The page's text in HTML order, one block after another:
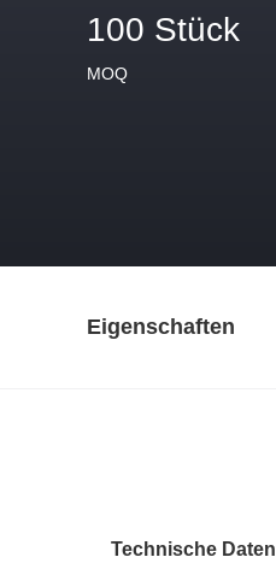
100 Stück
MOQ
Eigenschaften
Technische Daten